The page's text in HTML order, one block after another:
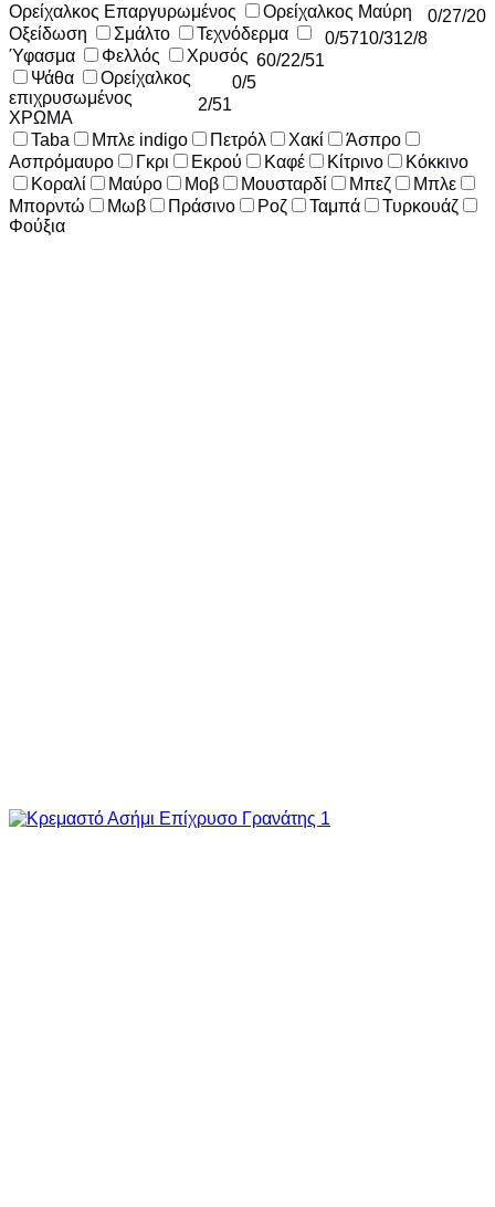
7/20
Ορείχαλκος Επαργυρωμένος 0/2
Ορείχαλκος Μαύρη
Οξείδωση
2/8
Σμάλτο 10/31
Τεχνόδερμα 0/57
Ύφασμα
2/51
Φελλός 0/2
Χρυσός 6
Ψάθα
0/5
Ορείχαλκος
επιχρυσωμένος
2/51
ΧΡΩΜΑ
Taba
Μπλε indigo Πετρόλ Χακί
Άσπρο
Ασπρόμαυρο
Γκρι Εκρού Καφέ Κίτρινο
Κόκκινο
Κοραλί
Μαύρο Μοβ Μουσταρδί Μπεζ
Μπλε
Μπορντώ
Μωβ Πράσινο Ροζ Ταμπά
Τυρκουάζ
Φούξια